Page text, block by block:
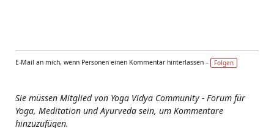
E-Mail an mich, wenn Personen einen Kommentar hinterlassen – Folgen
Sie müssen Mitglied von Yoga Vidya Community - Forum für
Yoga, Meditation und Ayurveda sein, um Kommentare
hinzuzufügen.